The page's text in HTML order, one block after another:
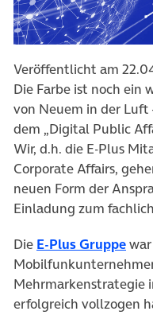
Veröffentlicht am
Die Farbe ist noch ein
von Neuem in der
dem „Digital Public
Wir, d.h. die E-Plus
Corporate Affairs,
neuen Form der
Einladung zum
Die E-Plus Gruppe
Mehrmarkenstrategie
erfolgreich vollzogen